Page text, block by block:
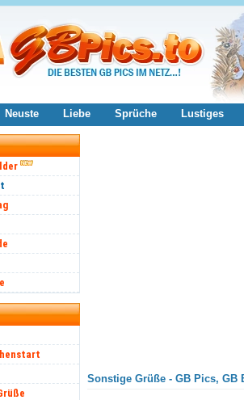
Neuste Liebe Sprüche Lustiges
Sonstige Grüße - GB Pics,